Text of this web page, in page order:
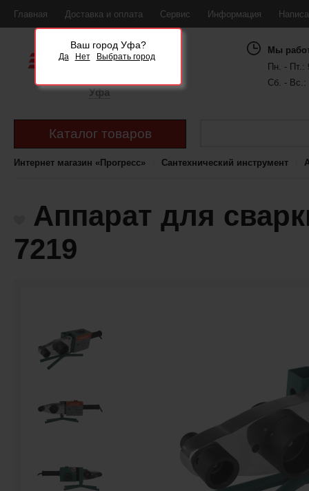
Главная Доставка и оплата Сервис Информация
Ваш город Уфа?
Да Нет Выбрать город
Уфа
Мы
Пн. - Пт.:
Сб. - Вс.:
Каталог товаров
Интернет магазин «Прогресс» Сантехнический инструмент
Аппарат для
7219